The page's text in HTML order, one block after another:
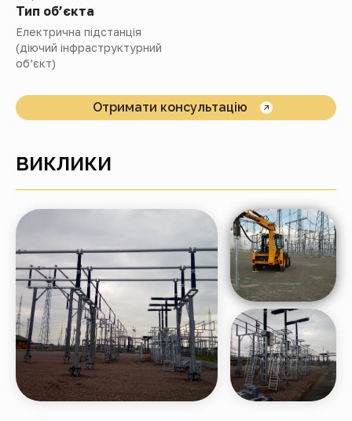
Тип об’єкта
Електрична підстанція
(діючий інфраструктурний
об’єкт)
Отримати консультацію
ВИКЛИКИ